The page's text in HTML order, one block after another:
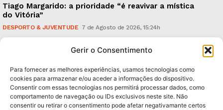
Gerir o Consentimento
Para fornecer as melhores experiências, usamos tecnologias como
cookies para armazenar e/ou aceder a informações do dispositivo.
Consentir com essas tecnologias nos permitirá processar dados, como
comportamento de navegação ou IDs exclusivos neste site. Não
consentir ou retirar o consentimento pode afetar negativamante certos
Tiago Margarido: a prioridade “é reavivar a mística
do Vitória”
DESPORTO & JUVENTUDE 7 de Agosto de 2026, 15:24h
caudais e antecipa situações de risco
Subscreva Newsletter: